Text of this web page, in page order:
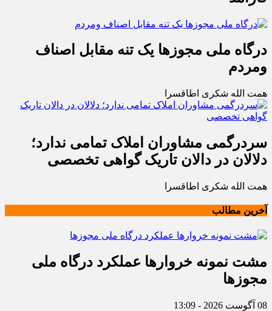
درگاه ملی مجوزها یک تنه مقابل اصناف
ومردم
همت الله شکری اطاقسرا
سردرگمی مشاوران املاک تمامی ندارد؛
دلالان در دالان تاریک گواهی تخصصی
همت الله شکری اطاقسرا
آخرین مطالب
مشت نمونه خروارها عملکرد درگاه ملی
مجوزها
08 آگوست 2026 - 13:09